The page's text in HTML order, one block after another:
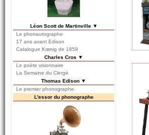
Léon Scott de Martinville ▼
Le phonautographe
17 ans avant Edison
Catalogue Kœnig de 1859
Charles Cros ▼
Le poète visionnaire
La Semaine du Clergé
Thomas Edison ▼
Le premier phonographe
L'essor du phonographe